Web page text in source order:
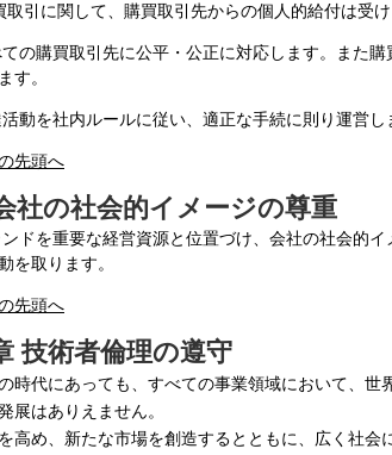
取引に関して、購買取引先からの個人的給付は受け
の購買取引先に公平・公正に対応します。また
す。
動を社内ルールに従い、適正な手続に則り運営し
先頭へ
社の社会的イメージの尊重
ドを重要な経営資源と位置づけ、会社の社会的
を取ります。
先頭へ
技術者倫理の遵守
時代にあっても、すべての事業領域において、世
展はありえません。
高め、新たな市場を創造するとともに、広く社会